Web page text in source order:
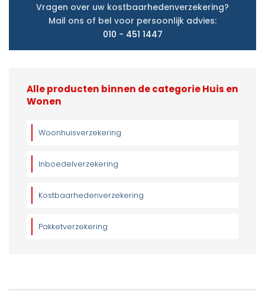
Vragen over uw kostbaarhedenverzekering?
Mail ons of bel voor persoonlijk advies:
010 - 451 1447
Alle producten binnen de categorie Huis en
Wonen
Woonhuisverzekering
Inboedelverzekering
Kostbaarhedenverzekering
Pakketverzekering